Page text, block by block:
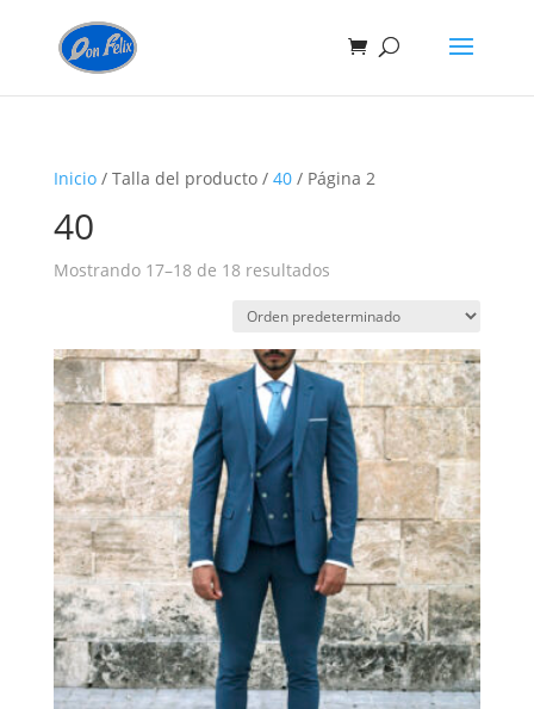
Inicio/ Talla del producto / 40/ Página 2
40
Mostrando 17–18 de 18 resultados